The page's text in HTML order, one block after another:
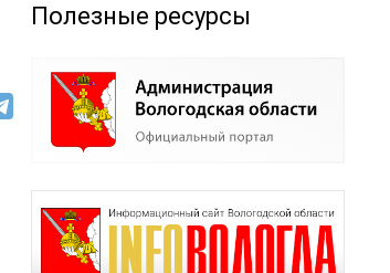
Полезные ресурсы